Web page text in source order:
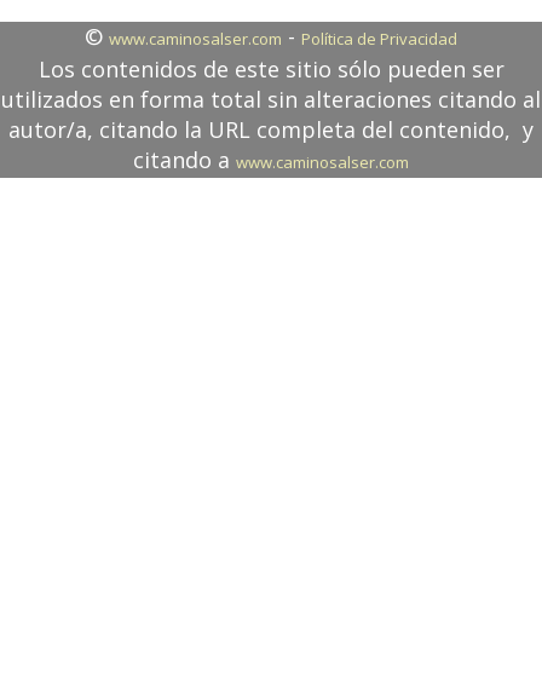
© www.caminosalser.com - Política de Privacidad
Los contenidos de este sitio sólo pueden ser
utilizados en forma total sin alteraciones citando al
autor/a, citando la URL completa del contenido, y
citando a www.caminosalser.com